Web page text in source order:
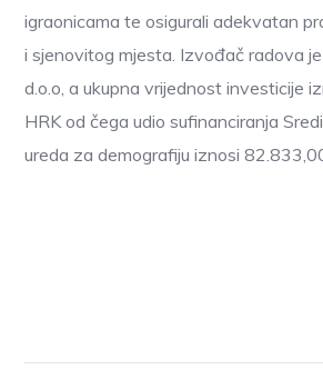
igraonicama te osigurali adekvatan
i sjenovitog mjesta. Izvođač radova
d.o.o, a ukupna vrijednost investicije
HRK od čega udio sufinanciranja
ureda za demografiju iznosi